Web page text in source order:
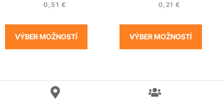
0,51 €
VÝBER MOŽNOSTÍ
0,21 €
VÝBER MOŽNOSTÍ